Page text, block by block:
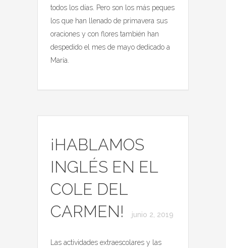
todos los días. Pero son los más peques
los que han llenado de primavera sus
oraciones y con flores también han
despedido el mes de mayo dedicado a
María.
¡HABLAMOS
INGLÉS EN EL
COLE DEL
CARMEN!
junio 2, 2019
Las actividades extraescolares y las